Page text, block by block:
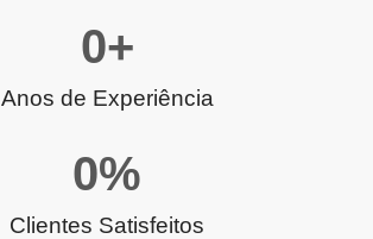
Anos de Experiência
0+
Clientes Satisfeitos
0%